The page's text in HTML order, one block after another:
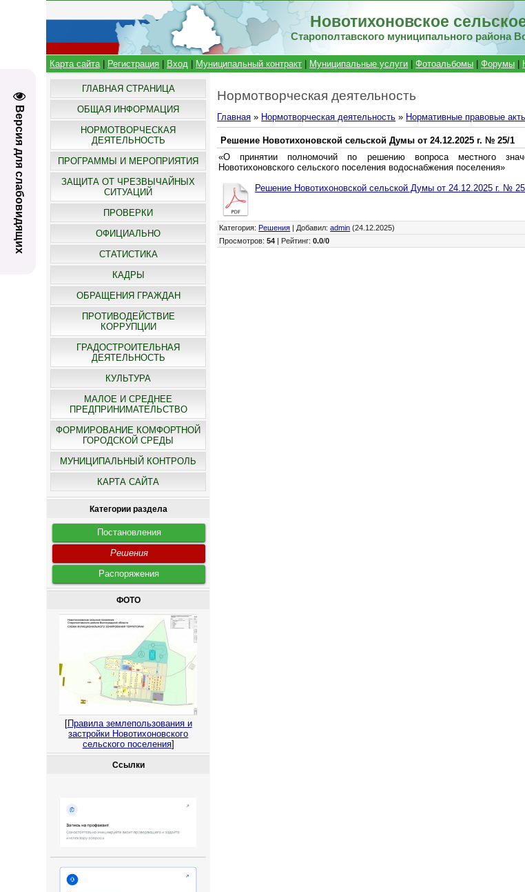
Версия для слабовидящих
Новотихоновское
Старополтавского муниципального района
Карта сайта| Регистрация Вход Муниципальный контракт Муниципальные услуги |Фотоальбомы |Форумы
ГЛАВНАЯ СТРАНИЦА
ОБЩАЯ ИНФОРМАЦИЯ
НОРМОТВОРЧЕСКАЯ
ДЕЯТЕЛЬНОСТЬ
ПРОГРАММЫ И МЕРОПРИЯТИЯ
ЗАЩИТА ОТ ЧРЕЗВЫЧАЙНЫХ
СИТУАЦИЙ
ПРОВЕРКИ
ОФИЦИАЛЬНО
СТАТИСТИКА
КАДРЫ
ОБРАЩЕНИЯ ГРАЖДАН
ПРОТИВОДЕЙСТВИЕ
КОРРУПЦИИ
ГРАДОСТРОИТЕЛЬНАЯ
ДЕЯТЕЛЬНОСТЬ
КУЛЬТУРА
МАЛОЕ И СРЕДНЕЕ
ПРЕДПРИНИМАТЕЛЬСТВО
ФОРМИРОВАНИЕ КОМФОРТНОЙ
ГОРОДСКОЙ СРЕДЫ
МУНИЦИПАЛЬНЫЙ КОНТРОЛЬ
КАРТА САЙТА
Категории раздела
Постановления
Решения
Распоряжения
ФОТО
[Правила землепользования и
застройки Новотихоновского
сельского поселения]
Ссылки
Нормотворческая деятельность
Главная » Нормотворческая деятельность » Нормативные правовые
Решение Новотихоновской сельской Думы от 24.12.2025 г. № 25/1
«О принятии полномочий по решению вопроса местного
Новотихоновского сельского поселения водоснабжения поселения»
Решение Новотихоновской сельской Думы от 24.12.2025 г. №
Категория: Решения Добавил:admin (24.12.2025)
Просмотров:54 Рейтинг:0.0/0